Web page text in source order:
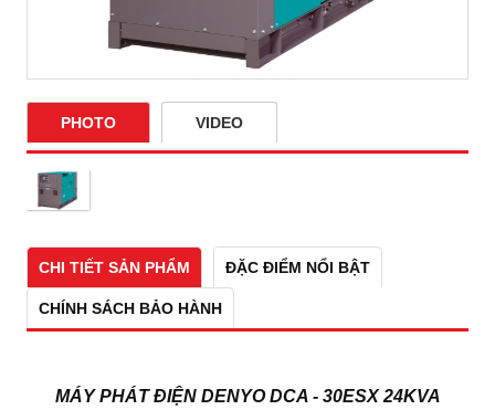
PHOTO VIDEO
CHI TIẾT SẢN PHẨM ĐẶC ĐIỂM NỔI BẬT
CHÍNH SÁCH BẢO HÀNH
MÁY PHÁT ĐIỆN DENYO DCA - 30ESX 24KVA